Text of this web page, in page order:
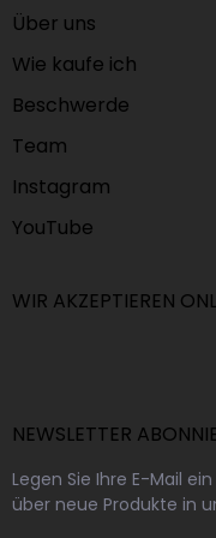
Über uns
Wie kaufe ich
Beschwerde
Team
Instagram
YouTube
WIR AKZEPTIEREN
NEWSLETTER
Legen Sie Ihre E-Mail
über neue Produkte in